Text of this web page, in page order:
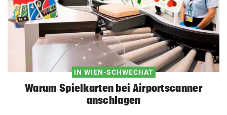
IN WIEN-SCHWECHAT
Warum Spielkarten bei Airportscanner
anschlagen